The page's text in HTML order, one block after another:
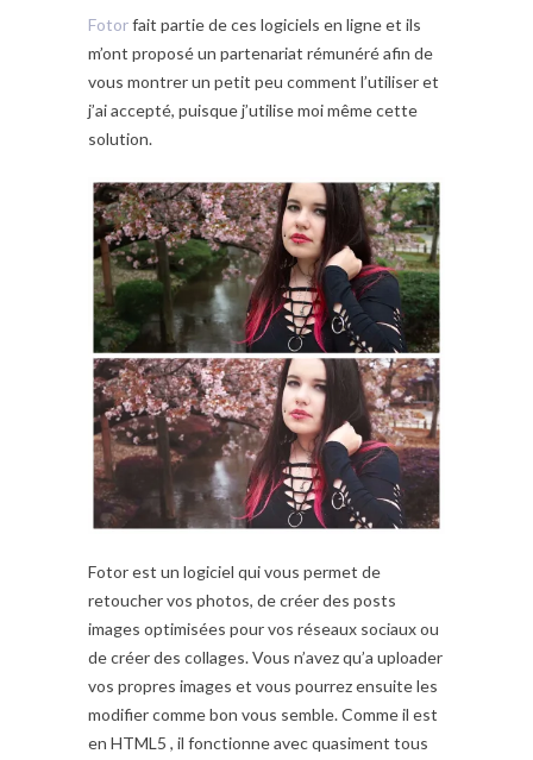
Fotorfait partie de ces logiciels en ligne et ils
m’ont proposé un partenariat rémunéré afin de
vous montrer un petit peu comment l’utiliser et
j’ai accepté, puisque j’utilise moi même cette
solution.
Fotor est un logiciel qui vous permet de
retoucher vos photos, de créer des posts
images optimisées pour vos réseaux sociaux ou
de créer des collages. Vous n’avez qu’a uploader
vos propres images et vous pourrez ensuite les
modifier comme bon vous semble. Comme il est
en HTML5 , il fonctionne avec quasiment tous